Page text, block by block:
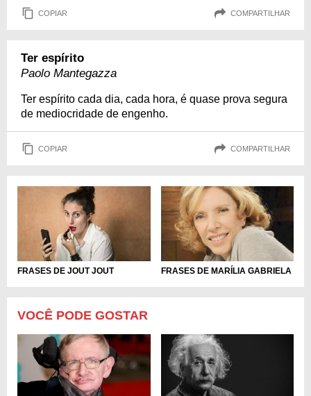
COPIAR COMPARTILHAR
Ter espírito
Paolo Mantegazza
Ter espírito cada dia, cada hora, é quase prova segura
de mediocridade de engenho.
COPIAR COMPARTILHAR
FRASES DE JOUT JOUT FRASES DE MARÍLIA GABRIELA
VOCÊ PODE GOSTAR